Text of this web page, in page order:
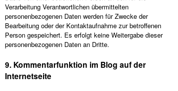
Verarbeitung Verantwortlichen übermittelten
personenbezogenen Daten werden für Zwecke der
Bearbeitung oder der Kontaktaufnahme zur betroffenen
Person gespeichert. Es erfolgt keine Weitergabe dieser
personenbezogenen Daten an Dritte.
9. Kommentarfunktion im Blog auf der
Internetseite